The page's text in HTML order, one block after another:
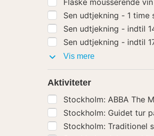
Flaske mousserende
Sen udtjekning - 1 time
Sen udtjekning - indtil
Sen udtjekning - indtil
Vis mereHotel
Aktiviteter
Stockholm: ABBA The
Stockholm: Guidet tur
Stockholm: Traditionel